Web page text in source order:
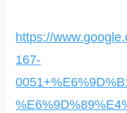
https://
167-